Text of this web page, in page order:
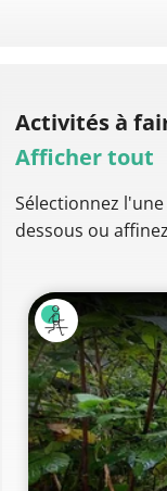
Activités à
Afficher tout
Sélectionnez
dessous ou